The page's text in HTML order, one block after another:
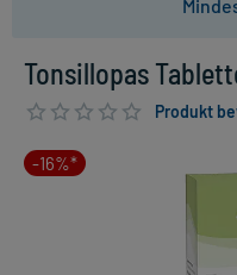
Tonsillopas
Produkt
-16%*